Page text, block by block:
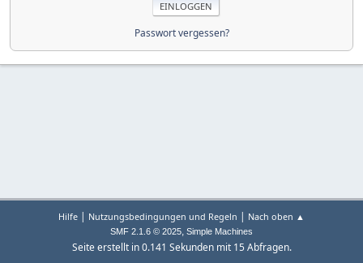
Passwort vergessen?
Hilfe | Nutzungsbedingungen und Regeln | Nach oben ▲
SMF 2.1.6 © 2025, Simple Machines
Seite erstellt in 0.141 Sekunden mit 15 Abfragen.